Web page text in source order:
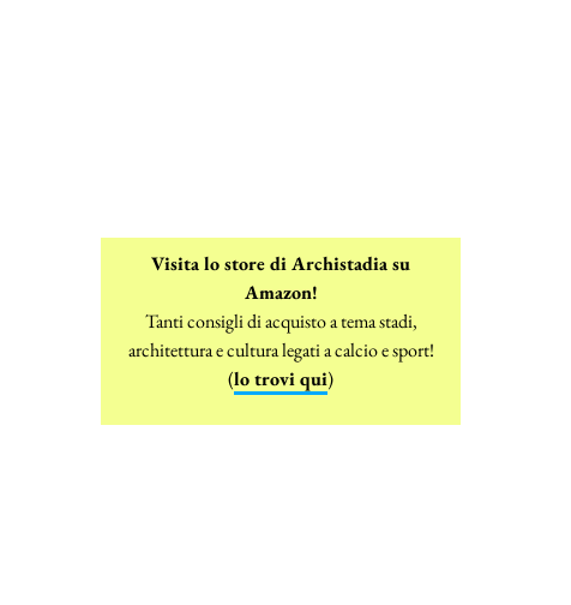
Visita lo store di Archistadia su
Amazon!
Tanti consigli di acquisto a tema stadi,
architettura e cultura legati a calcio e sport!
(lo trovi qui)